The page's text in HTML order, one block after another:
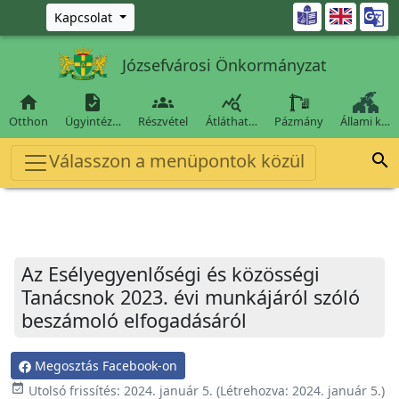
Ugrás a fő tartalomra
Kapcsolat 
Józsefvárosi Önkormányzat

Otthon

Ügyintéz…

Részvétel

Átláthat… Pázmány Állami k…
Válasszon a menüpontok közül 
Az Esélyegyenlőségi és közösségi
Tanácsnok 2023. évi munkájáról szóló
beszámoló elfogadásáról
Megosztás Facebook-on
event_available Utolsó frissítés: 2024. január 5. (Létrehozva: 2024. január 5.)